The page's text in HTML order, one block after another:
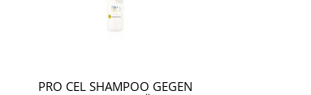
PRO CEL SHAMPOO GEGEN